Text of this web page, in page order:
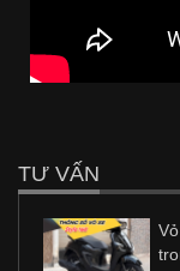
TƯ VẤN